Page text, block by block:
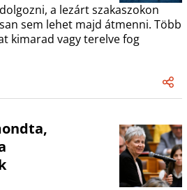
a lezárt szakaszokon
sem lehet majd átmenni. Több
kimarad vagy terelve fog